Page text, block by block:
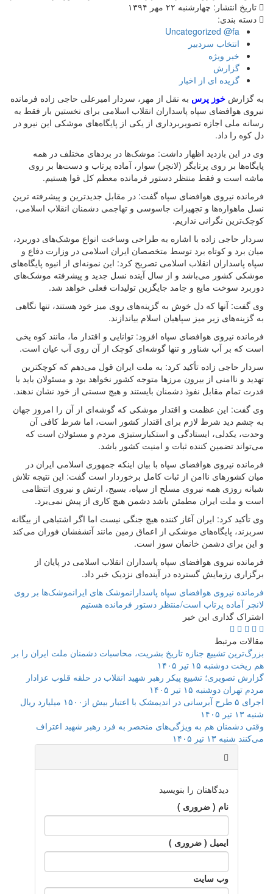
تاریخ انتشار: چهارشنبه ۲۲ مهر ۱۳۹۴
دسته بندی:
Uncategorized @fa
انتخاب سردبیر
خبر ویژه
گزارش
گزیده ای از اخبار
به گزارش خوز پرس به نقل از مهر، سردار امیرعلی حاجی زاده فرمانده
نیروی هوافضای سپاه پاسداران انقلاب اسلامی برای نخستین بار فقط به
رسانه ملی اجازه تصویربرداری از یکی از پایگاه‌های موشکی این نیرو در
دل کوه را داد.
وی در این بازدید اظهار داشت: موشک‌ها در بردهای مختلف در همه
پایگاه‌ها بر روی پرتابگر (لانچر) سوار، آماده پرتاب و دست‌ها بر روی
ماشه است و فقط منتظر دستور فرمانده معظم کل قوا هستیم.
فرمانده نیروی هوافضای سپاه گفت: در مقابل جدید‌ترین و پیشرفته ترین
نسل ماهواره‌ها و تجهیزات جاسوسی و تهاجمی دشمنان انقلاب اسلامی،
کوچک‌ترین نگرانی نداریم.
سردار حاجی زاده با اشاره به طراحی وساخت انواع موشک‌های دوربرد،
میان برد و کوتاه برد توسط متخصصان ایران اسلامی در وزارت دفاع و
سپاه پاسداران انقلاب اسلامی تصریح کرد: این نمونه‌ای از انبوه پایگاه‌های
موشکی کشور می‌باشد و از سال آینده نسل جدید و پیشرفته موشک‌های
دوربرد سوخت مایع و جامد جایگزین تولیدات فعلی خواهد شد.
وی گفت: آنها که دل خوش به گزینه‌های روی میز خود هستند، تنها نگاهی
به گزینه‌های زیر میز سپاهیان اسلام بیاندازند.
فرمانده نیروی هوافضای سپاه افزود: توانایی و اقتدار ما، مانند کوه یخی
است که بر آب شناور و تنها گوشه‌ای کوچک از آن روی آب عیان است.
سردار حاجی زاده تأکید کرد: به ملت ایران قول می‌دهم که کوچکترین
تهدید و ناامنی از بیرون مرزها متوجه کشور نخواهد بود و مسئولان باید با
قدرت تمام مقابل نفوذ دشمنان بایستند و هیچ سستی از خود نشان ندهند.
وی گفت: این عظمت و اقتدار موشکی که گوشه‌ای از آن را امروز جهان
به چشم دید شرط لازم برای اقتدار کشور است، اما شرط کافی آن
وحدت، یکدلی، ایستادگی و استکبارستیزی مردم و مسئولان است که
می‌تواند تضمین کننده ثبات و امنیت کشور باشد.
فرمانده نیروی هوافضای سپاه با بیان اینکه جمهوری اسلامی ایران در
میان کشورهای ناامن از ثبات کامل برخوردار است گفت: این نتیجه تلاش
شبانه روزی همه نیروی مسلح از سپاه، بسیج، ارتش و نیروی انتظامی
است و ملت ایران مطمئن باشد دشمن هیچ کاری از پیش نمی‌برد.
وی تأکید کرد: ایران آغاز کننده هیچ جنگی نیست اما اگر اشتباهی از بیگانه
سربزند، پایگاه‌های موشکی از اعماق زمین مانند آتشفشان فوران می‌کند
و این برای دشمن خانمان سوز است.
فرمانده نیروی هوافضای سپاه پاسداران انقلاب اسلامی در پایان از
برگزاری رزمایش گسترده در آینده‌ای نزدیک خبر داد.
فرمانده نیروی هوافضای سپاه پاسدارانموشک های ایرانموشک‌ها بر روی
لانچر آماده پرتاب است/منتظر دستور فرمانده هستیم
اشتراک گذاری این خبر
مقالات مرتبط
بزرگ‌ترین تشییع جنازه تاریخ بشریت، محاسبات دشمنان ملت ایران را بر
هم ریخت دوشنبه ۱۵ تیر ۱۴۰۵
گزارش تصویری؛ تشییع پیکر رهبر شهید انقلاب در حلقه قلوب عزادار
مردم تهران دوشنبه ۱۵ تیر ۱۴۰۵
اجرای ۵ طرح آبرسانی در اندیمشک با اعتبار بیش از۱۵۰۰ میلیارد ریال
شنبه ۱۳ تیر ۱۴۰۵
وقتی دشمنان هم به ویژگی‌های منحصر به فرد رهبر شهید اعتراف
می‌کنند شنبه ۱۳ تیر ۱۴۰۵
دیدگاهتان را بنویسید
نام ( ضروری )
ایمیل ( ضروری )
وب سايت